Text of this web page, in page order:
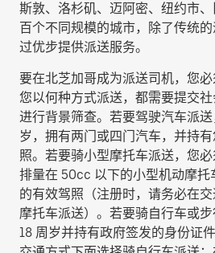
斯敦、洛杉矶、迈阿密、纽约市
百个不同规模的城市，除了传统
过优步提供派送服务。
要在北芝加哥成为派送司机，您
您以何种方式派送，都需要提交
进行背景筛查。若要驾驶汽车派
岁，拥有两门或四门汽车，并持
照。若要骑小型摩托车派送，您
排量在 50cc 以下的小型机动摩托
的有效驾照（注册时，请务必在
摩托车派送）。若要骑自行车或
18 周岁并持有政府签发的身份证